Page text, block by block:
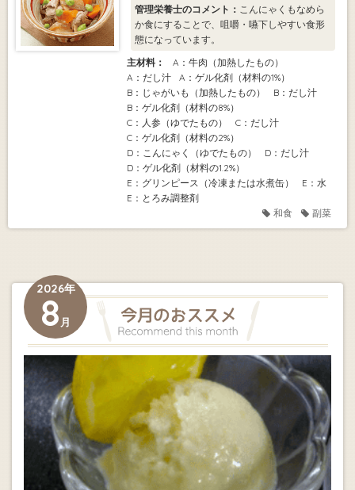
管理栄養士のコメント： こんにゃくもなめら
か食にすることで、咀嚼・嚥下しやすい食形
態になっています。
主材料：
A：牛肉（加熱したもの）
A：だし汁
A：ゲル化剤（材料の1%）
B：じゃがいも（加熱したもの）
B：だし汁
B：ゲル化剤（材料の8%）
C：人参（ゆでたもの）
C：だし汁
C：ゲル化剤（材料の2%）
D：こんにゃく（ゆでたもの）
D：だし汁
D：ゲル化剤（材料の1.2%）
E：グリンピース（冷凍または水煮缶）
E：水
E：とろみ調整剤
和食
副菜
2026年
8 月